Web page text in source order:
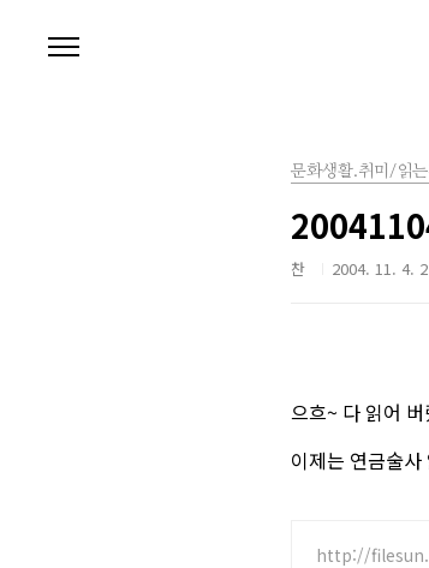
문화생활.취미/읽는
찬 2004. 11. 4.
으흐~ 다 읽어
이제는 연금술
http://